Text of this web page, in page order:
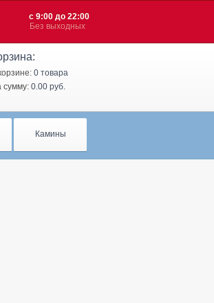
с 9:00 до 22:00
Без выходных
0 товара
сумму: 0.00 руб.
Камины